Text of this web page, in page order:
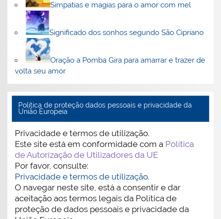
Simpatias e magias para o amor com mel
Significado dos sonhos segundo São Cipriano
Oração a Pomba Gira para amarrar e trazer de
volta seu amor
Politica de proteção dados pessoais e privacidade da
União Europeia
Privacidade e termos de utilização.
Este site está em conformidade com a Política
de Autorização de Utilizadores da UE
Por favor, consulte:
Privacidade e termos de utilização.
O navegar neste site, está a consentir e dar
aceitação aos termos legais da Política de
proteção de dados pessoais e privacidade da